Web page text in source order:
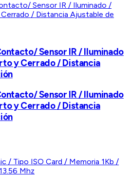
Sensor IR / Iluminado
y Cerrado / Distancia
Sensor IR / Iluminado
y Cerrado / Distancia